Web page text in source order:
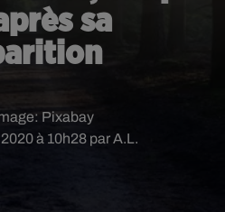
sa
à 10h28 par A.L.
Pixabay